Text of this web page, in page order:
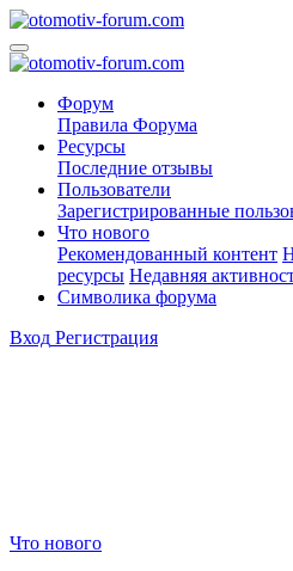
Форум
Правила Форума
Ресурсы
Последние отзывы
Пользователи
Зарегистрированные
Что нового
Рекомендованный контент
ресурсы Недавняя
Символика форума
Вход Регистрация
Что нового